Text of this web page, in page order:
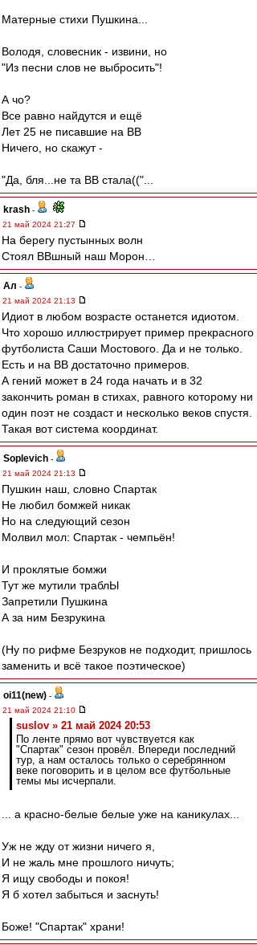
Матерные стихи Пушкина...
Володя, словесник - извини, но
"Из песни слов не выбросить"!
А чо?
Все равно найдутся и ещё
Лет 25 не писавшие на ВВ
Ничего, но скажут -
"Да, бля...не та ВВ стала(("...
krash -
21 май 2024 21:27
На берегу пустынных волн
Стоял ВВшный наш Морон…
Ал -
21 май 2024 21:13
Идиот в любом возрасте останется идиотом.
Что хорошо иллюстрирует пример прекрасного
футболиста Саши Мостового. Да и не только.
Есть и на ВВ достаточно примеров.
А гений может в 24 года начать и в 32
закончить роман в стихах, равного которому ни
один поэт не создаст и несколько веков спустя.
Такая вот система координат.
Soplevich -
21 май 2024 21:13
Пушкин наш, словно Спартак
Не любил бомжей никак
Но на следующий сезон
Молвил мол: Спартак - чемпьён!
И проклятые бомжи
Тут же мутили траблЫ
Запретили Пушкина
А за ним Безрукина
(Ну по рифме Безруков не подходит, пришлось
заменить и всё такое поэтическое)
oi11(new) -
21 май 2024 21:10
suslov » 21 май 2024 20:53
По ленте прямо вот чувствуется как
"Спартак" сезон провёл. Впереди последний
тур, а нам осталось только о серебрянном
веке поговорить и в целом все футбольные
темы мы исчерпали.
... а красно-белые белые уже на каникулах...
Уж не жду от жизни ничего я,
И не жаль мне прошлого ничуть;
Я ищу свободы и покоя!
Я б хотел забыться и заснуть!
Боже! "Спартак" храни!